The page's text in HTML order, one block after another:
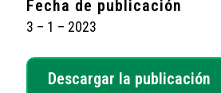
Fecha de publicación
3 – 1 – 2023
Descargar la publicación